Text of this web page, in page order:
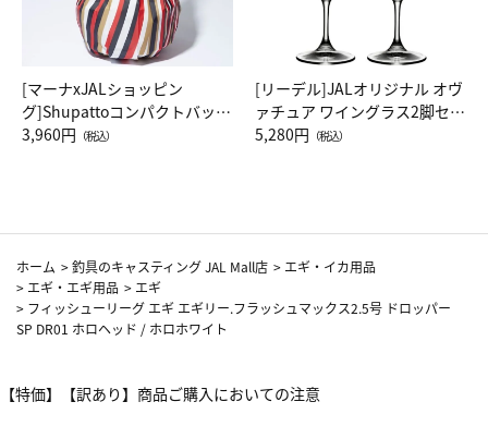
[マーナxJALショッピン
グ]Shupattoコンパクトバッグ
Drop JAL客室乗務員（LC）ス
3,960円 （税込）
[リーデル]JALオリジナル オヴ
ァチュア ワイングラス2脚セッ
ト（レッドワイン）
5,280円 （税込）
ホーム >釣具のキャスティング JAL Mall店 > エギ・イカ用品
> エギ・エギ用品 > エギ
> フィッシューリーグ エギ エギリー.フラッシュマックス2.5号 ドロッパー
SP DR01 ホロヘッド / ホロホワイト
【特価】【訳あり】商品ご購入においての注意